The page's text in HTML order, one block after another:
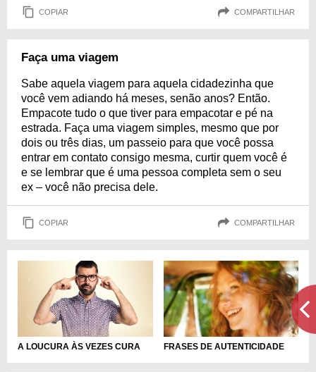
COPIAR COMPARTILHAR
Faça uma viagem
Sabe aquela viagem para aquela cidadezinha que
você vem adiando há meses, senão anos? Então.
Empacote tudo o que tiver para empacotar e pé na
estrada. Faça uma viagem simples, mesmo que por
dois ou três dias, um passeio para que você possa
entrar em contato consigo mesma, curtir quem você é
e se lembrar que é uma pessoa completa sem o seu
ex – você não precisa dele.
COPIAR COMPARTILHAR
A LOUCURA ÀS VEZES CURA FRASES DE AUTENTICIDADE